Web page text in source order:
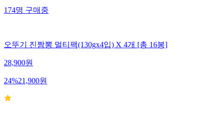
174명구매중
오뚜기 진짬뽕 멀티팩(130gx4입) X 4개 [총 16봉]
28,900원
24%21,900원